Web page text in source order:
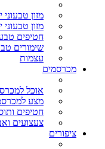
מזון
מזון
חטיפים
שימורים
עצמות
מכרסמים
אוכל
מצע
חטיפים
צעצועים
ציפורים